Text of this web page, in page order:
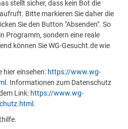
stellt sicher, dass kein Bot die
Bitte markieren Sie daher die
Sie den Button "Absenden". So
Programm, sondern eine reale
können Sie WG-Gesucht.de wie
hier einsehen: https://www.wg-
. Informationen zum Datenschutz
Link: https://www.wg-
.